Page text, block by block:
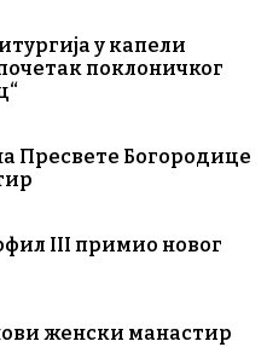
у капели
поклоничког
Пресвете Богородице
III примио новог
женски манастир